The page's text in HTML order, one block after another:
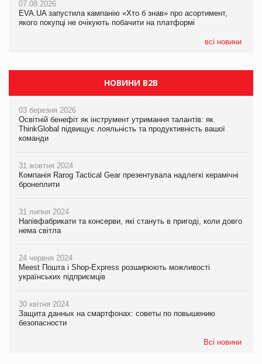
07.08.2026
EVA.UA запустила кампанію «Хто б знав» про асортимент,
якого покупці не очікують побачити на платформі
всі новини
07.08.2026
EVA.UA запустила кампанію «Хто б знав» про асортимент,
якого покупці не очікують побачити на платформі
НОВИНИ B2B
03 березня 2026
Освітній бенефіт як інструмент утримання талантів: як
ThinkGlobal підвищує лояльність та продуктивність вашої
команди
31 жовтня 2024
Компанія Rarog Tactical Gear презентувала надлегкі керамічні
бронеплити
31 липня 2024
Напівфабрикати та консерви, які стануть в пригоді, коли довго
нема світла
24 червня 2024
Meest Пошта і Shop-Express розширюють можливості
українських підприємців
30 квітня 2024
Защита данных на смартфонах: советы по повышению
безопасности
Всі новини